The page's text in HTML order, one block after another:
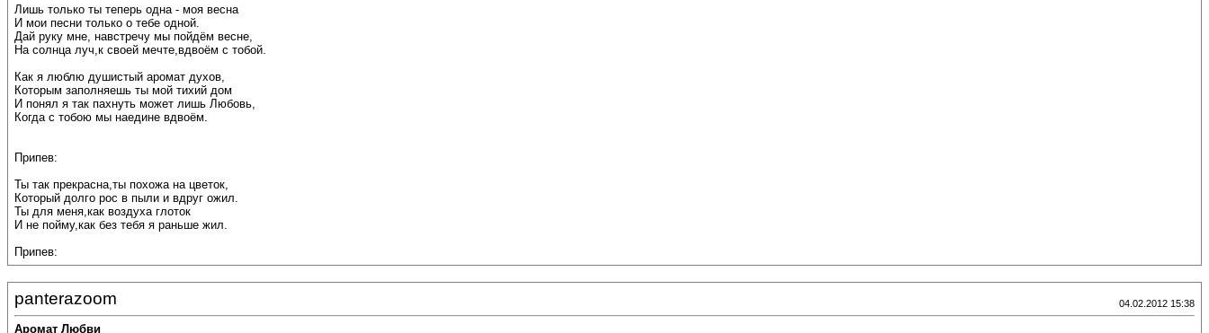
Лишь только ты теперь одна - моя весна
И мои песни только о тебе одной.
Дай руку мне, навстречу мы пойдём весне,
На солнца луч,к своей мечте,вдвоём с тобой.
Как я люблю душистый аромат духов,
Которым заполняешь ты мой тихий дом
И понял я так пахнуть может лишь Любовь,
Когда с тобою мы наедине вдвоём.
Припев:
Ты так прекрасна,ты похожа на цветок,
Который долго рос в пыли и вдруг ожил.
Ты для меня,как воздуха глоток
И не пойму,как без тебя я раньше жил.
Припев:
panterazoom 04.02.2012 15:38
Аромат Любви